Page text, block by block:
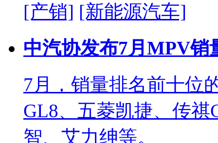
[产销] [新能源汽车]
中汽协发布7月MPV销
7月，销量排名前十位
GL8、五菱凯捷、传
智、艾力绅等。